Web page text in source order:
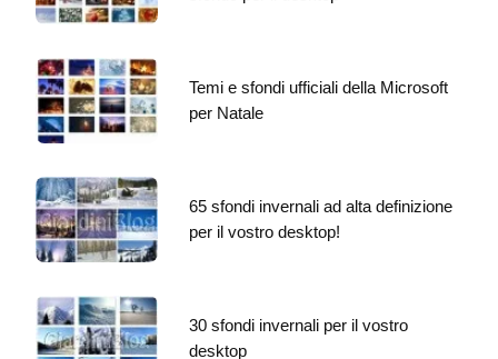
Temi e sfondi ufficiali della Microsoft
per Natale
65 sfondi invernali ad alta definizione
per il vostro desktop!
30 sfondi invernali per il vostro
desktop